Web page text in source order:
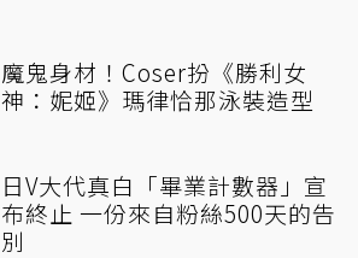
魔鬼身材！Coser扮《勝利女
神：妮姬》瑪律恰那泳裝造型
日V大代真白「畢業計數器」宣
布終止 一份來自粉絲500天的告
別